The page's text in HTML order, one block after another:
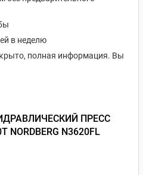
в неделю
полная информация. Вы
ПРЕСС
NORDBERG N3620FL